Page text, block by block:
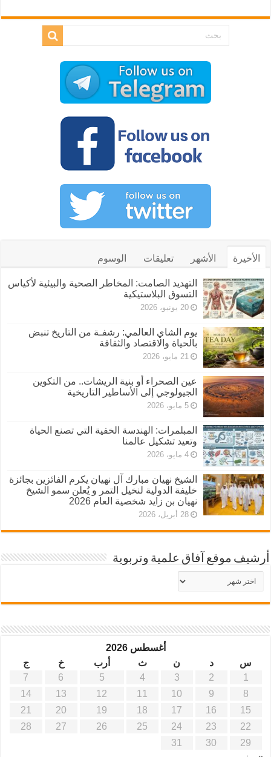
الأخيرة الأشهر تعليقات الوسوم
التهديد الصامت: المخاطر الصحية والبيئية لأكياس
التسوق البلاستيكية
20 يونيو، 2026
يوم الشاي العالمي: رشفـة من التاريخ تنبض
بالحياة والاقتصاد والثقافة
21 مايو، 2026
عين الصحراء أو بنية الريشات.. من التكوين
الجيولوجي إلى الأساطير التاريخية
5 مايو، 2026
المبلمرات: الهندسة الخفية التي تصنع الحياة
وتعيد تشكيل عالمنا
4 مايو، 2026
الشيخ نهيان مبارك آل نهيان يكرم الفائزين بجائزة
خليفة الدولية لنخيل التمر و يُعلن سمو الشيخ
نهيان بن زايد شخصية العام 2026
28 أبريل، 2026
أرشيف موقع آفاق علمية وتربوية
أرشيف
موقع
أغسطس 2026
س
د ن ث أرب خ
ج
1
2
3
4
5
6
7
8
9
10
11
12
13
14
15
16
17
18
19
20
21
22
23
24
25
26
27
28
29
30
31